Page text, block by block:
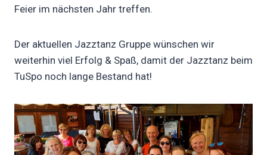
Feier im nächsten Jahr treffen.
Der aktuellen Jazztanz Gruppe wünschen wir
weiterhin viel Erfolg & Spaß, damit der Jazztanz beim
TuSpo noch lange Bestand hat!